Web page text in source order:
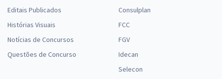
Editais Publicados
Histórias Visuais
Notícias de Concursos
Questões de Concurso
Consulplan
FCC
FGV
Idecan
Selecon